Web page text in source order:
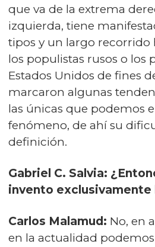
que va de la extrema
izquierda, tiene
tipos y un largo recorrido
los populistas rusos o los
Estados Unidos de fines
marcaron algunas
las únicas que podemos
fenómeno, de ahí su
definición.
Gabriel C. Salvia:
invento exclusivamente
Carlos Malamud: No, en
en la actualidad